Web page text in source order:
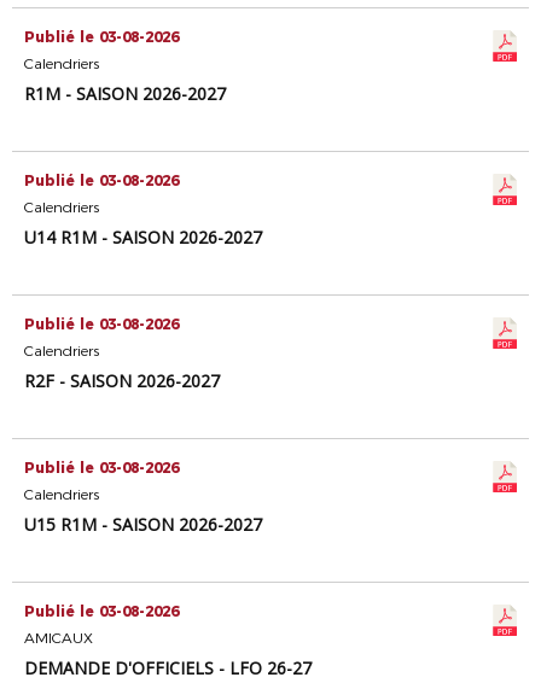
Publié le 03-08-2026
Calendriers
R1M - SAISON 2026-2027
Publié le 03-08-2026
Calendriers
U14 R1M - SAISON 2026-2027
Publié le 03-08-2026
Calendriers
R2F - SAISON 2026-2027
Publié le 03-08-2026
Calendriers
U15 R1M - SAISON 2026-2027
Publié le 03-08-2026
AMICAUX
DEMANDE D'OFFICIELS - LFO 26-27